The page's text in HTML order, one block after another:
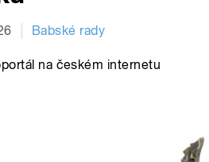
Babské rady
na českém internetu